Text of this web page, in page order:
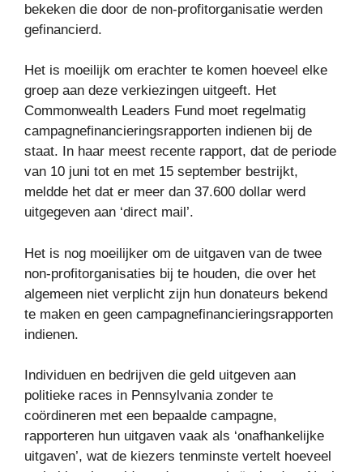
bekeken die door de non-profitorganisatie werden
gefinancierd.
Het is moeilijk om erachter te komen hoeveel elke
groep aan deze verkiezingen uitgeeft. Het
Commonwealth Leaders Fund moet regelmatig
campagnefinancieringsrapporten indienen bij de
staat. In haar meest recente rapport, dat de periode
van 10 juni tot en met 15 september bestrijkt,
meldde het dat er meer dan 37.600 dollar werd
uitgegeven aan ‘direct mail’.
Het is nog moeilijker om de uitgaven van de twee
non-profitorganisaties bij te houden, die over het
algemeen niet verplicht zijn hun donateurs bekend
te maken en geen campagnefinancieringsrapporten
indienen.
Individuen en bedrijven die geld uitgeven aan
politieke races in Pennsylvania zonder te
coördineren met een bepaalde campagne,
rapporteren hun uitgaven vaak als ‘onafhankelijke
uitgaven’, wat de kiezers tenminste vertelt hoeveel